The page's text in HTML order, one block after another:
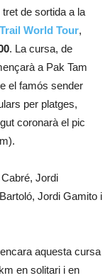
de sortida a la
World Tour,
. La cursa, de
a Pak Tam
el famós sender
per platges,
coronarà el pic
Jordi
Jordi Gamito i
encara aquesta cursa
en solitari i en